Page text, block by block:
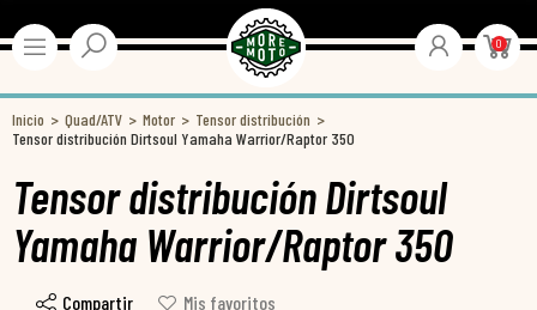
0
Inicio Quad/ATV Motor
Tensor distribución
Tensor distribución Dirtsoul Yamaha Warrior/Raptor 350
Tensor distribución Dirtsoul
Yamaha Warrior/Raptor 350
Compartir
Mis favoritos